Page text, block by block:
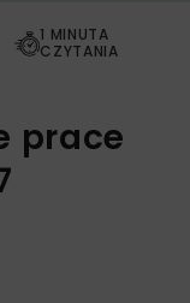
1 MINUTA
CZYTANIA
prace